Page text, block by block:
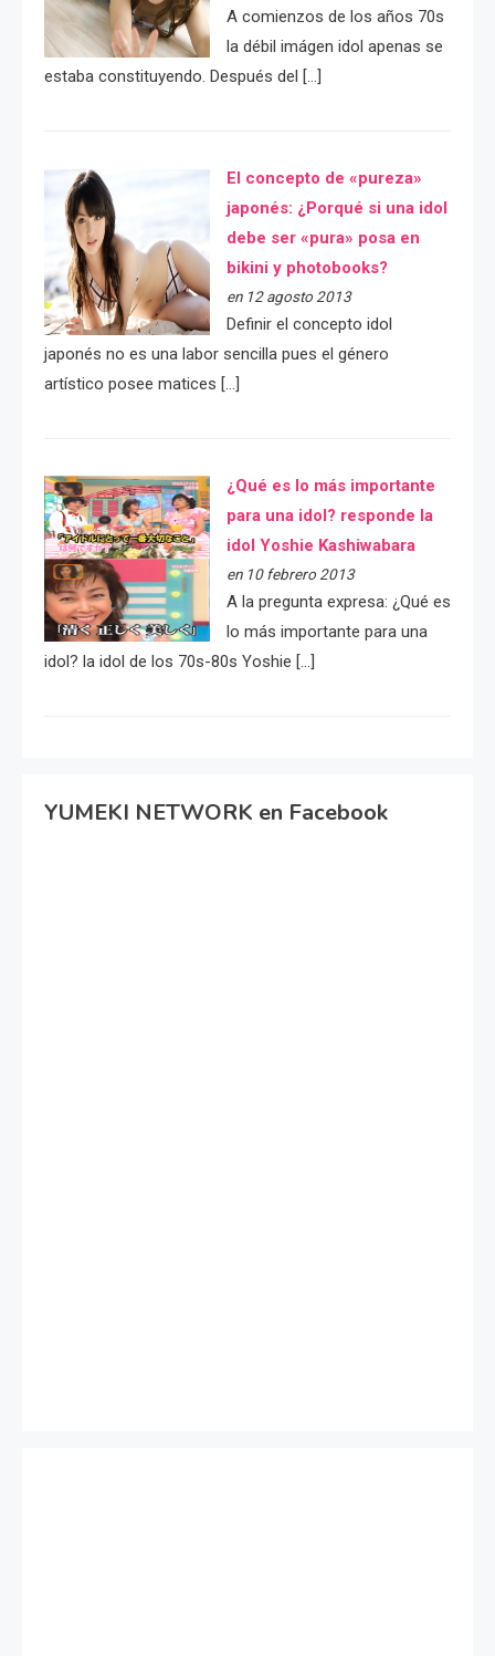
A comienzos de los años 70s
la débil imágen idol apenas se
estaba constituyendo. Después del […]
El concepto de «pureza»
japonés: ¿Porqué si una idol
debe ser «pura» posa en
bikini y photobooks?
en 12 agosto 2013
Definir el concepto idol
japonés no es una labor sencilla pues el género
artístico posee matices […]
¿Qué es lo más importante
para una idol? responde la
idol Yoshie Kashiwabara
en 10 febrero 2013
A la pregunta expresa: ¿Qué es
lo más importante para una
idol? la idol de los 70s-80s Yoshie […]
YUMEKI NETWORK en Facebook